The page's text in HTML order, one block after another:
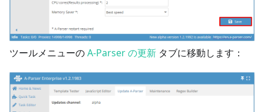
ツールメニューのA-Parser の更新 タブに移動します：